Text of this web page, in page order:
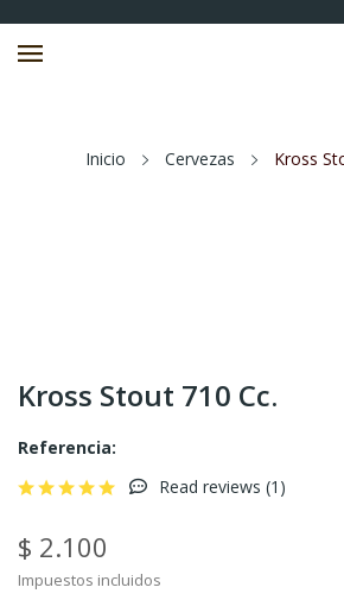
Inicio Cervezas Kross
Kross Stout 710 Cc.
Referencia:
Read reviews (1 )
$ 2.100
Impuestos incluidos